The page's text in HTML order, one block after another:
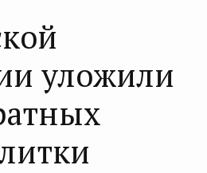
уложили